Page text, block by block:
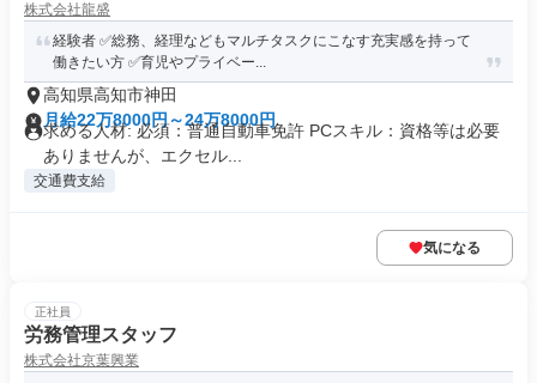
株式会社龍盛
経験者 ✅総務、経理などもマルチタスクにこなす充実感を持って
働きたい方 ✅育児やプライベー...
高知県高知市神田
月給22万8000円～24万8000円
求める人材: 必須：普通自動車免許 PCスキル：資格等は必要
ありませんが、エクセル...
交通費支給
気になる
正社員
労務管理スタッフ
株式会社京葉興業